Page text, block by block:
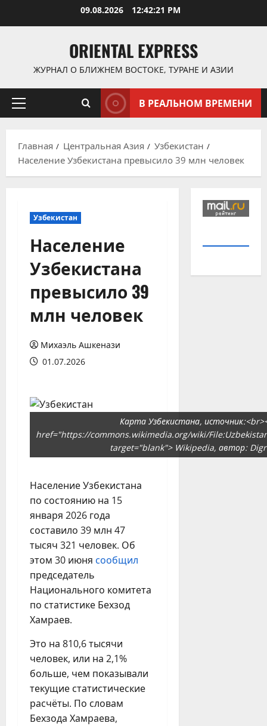
09.08.2026 12:42:21 PM
ORIENTAL EXPRESS
ЖУРНАЛ О БЛИЖНЕМ ВОСТОКЕ, ТУРАНЕ И АЗИИ
Основное
В РЕАЛЬНОМ ВРЕМЕНИ
Главная Центральная Азия
Узбекистан
Население Узбекистана превысило 39 млн человек
Узбекистан
Население
Узбекистана
превысило 39
млн человек
Михаэль Ашкенази
01.07.2026
Карта Узбекистана,
href="https://commons.wikimedia.org/wiki/
target="blank"> Wikipedia, автор:
Население Узбекистана
по состоянию на 15
января 2026 года
составило 39 млн 47
тысяч 321 человек. Об
этом 30 июня сообщил
председатель
Национального комитета
по статистике Бехзод
Хамраев.
Это на 810,6 тысячи
человек, или на 2,1%
больше, чем показывали
текущие статистические
расчёты. По словам
Бехзода Хамраева,